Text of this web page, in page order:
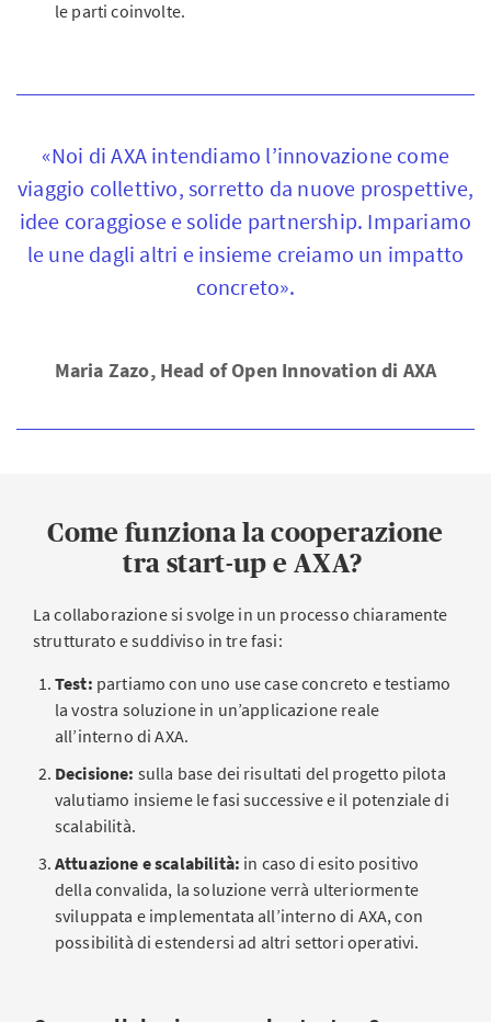
le parti coinvolte.
«Noi di AXA intendiamo l’innovazione come
viaggio collettivo, sorretto da nuove prospettive,
idee coraggiose e solide partnership. Impariamo
le une dagli altri e insieme creiamo un impatto
concreto».
Maria Zazo, Head of Open Innovation di AXA
Come funziona la cooperazione
tra start-up e AXA?
La collaborazione si svolge in un processo chiaramente
strutturato e suddiviso in tre fasi:
Test: partiamo con uno use case concreto e testiamo
la vostra soluzione in un’applicazione reale
all’interno di AXA.
Decisione: sulla base dei risultati del progetto pilota
valutiamo insieme le fasi successive e il potenziale di
scalabilità.
Attuazione e scalabilità: in caso di esito positivo
della convalida, la soluzione verrà ulteriormente
sviluppata e implementata all’interno di AXA, con
possibilità di estendersi ad altri settori operativi.